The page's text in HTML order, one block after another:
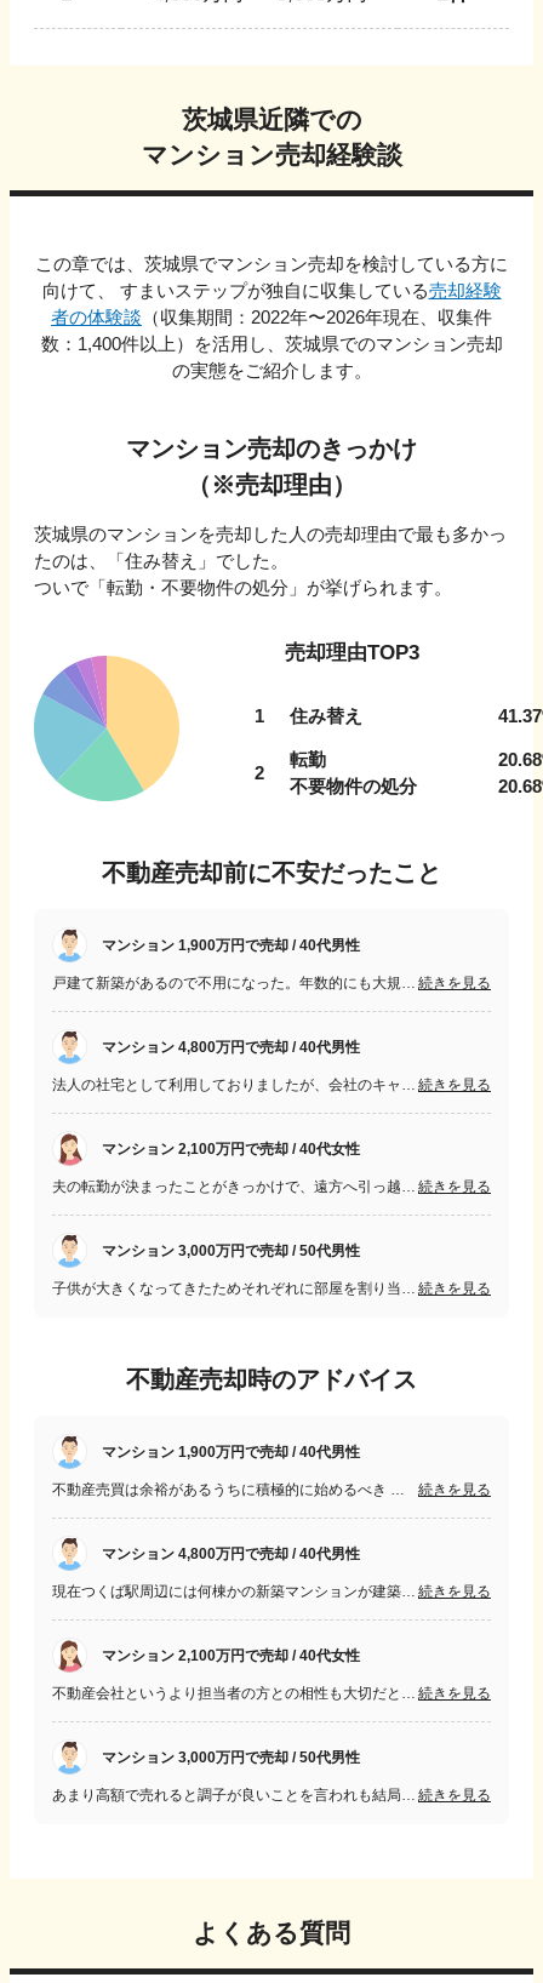
茨城県近隣での
マンション売却経験談
この章では、 茨城県でマンション売却を検討している方に
向けて、 すまいステップが独自に収集している売却経験
者の体験談 （収集期間：2022年〜2026年現在、収集件
数： 1,400件以上）を活用し、 茨城県でのマンション売却
の実態をご紹介します。
マンション売却のきっかけ
（※売却理由）
茨城県のマンションを売却した人の売却理由で最も多かっ
たのは、「住み替え 」でした。
ついで 「転勤・不要物件の処分」 が挙げられます。
売却理由TOP3
1 住み替え 41.37
2
転勤 20.68
不要物件の処分
20.68
不動産売却前に不安だったこと
マンション 1,900万円で売却 / 40代男性
戸建て新築があるので不用になった。年数的にも大規模修繕が必要になりそうなので早期に売却したかった。 二重の住宅ローンは子供の成長と共に負担になった 残りの残債と相殺出来るかが心配だった。 続きを見る
マンション 4,800万円で売却 / 40代男性
法人の社宅として利用しておりましたが、会社のキャッシュを作るために売却をする話が持ち上がり住み替えをした。 年齢的にもローンが通るギリギリの歳だったので不安でしたが問題ありませんでした。 続きを見る
マンション 2,100万円で売却 / 40代女性
夫の転勤が決まったことがきっかけで、遠方へ引っ越すこととなり、気に入っていたマンションだったので、売るか貸すかも決められないまま時間が迫ってくるのが不安でした。 続きを見る
マンション 3,000万円で売却 / 50代男性
子供が大きくなってきたためそれぞれに部屋を割り当てると狭くなってきた。 最初はマンションがすぐに売れるか心配だった。 実際になかなか売れなかったがいくつかの不動産会社に相談した結果売却できた。 続きを見る
不動産売却時のアドバイス
マンション 1,900万円で売却 / 40代男性
不動産売買は余裕があるうちに積極的に始めるべき 相手の考えもコロコロ変わるし金額が大きいから手続きに時間も知識も必要 相当の余裕がないなら不動産投資は不可 続きを見る
マンション 4,800万円で売却 / 40代男性
現在つくば駅周辺には何棟かの新築マンションが建築中であり、駅近のマンションはこれからも需要があると思う。 特に高齢になる方が、今までは郊外でも車があれば不便を感じなかったが、車を手放した後の生活を考えると駅近マンションは魅力で、今後の超高齢化を考えると、しばらくはマンション需要は落ちないのかと思います。 続きを見る
マンション 2,100万円で売却 / 40代女性
不動産会社というより担当者の方との相性も大切だと思います。査定額が高いよりも、信頼できる方に任せるのが納得できる売却への近道だと感じました。 続きを見る
マンション 3,000万円で売却 / 50代男性
あまり高額で売れると調子が良いことを言われも結局時間がかかるだけでなかなか契約できない販売員いるので注意した方が良い。実績が何より信用できると思うので気を付けて下さい。 続きを見る
よくある質問